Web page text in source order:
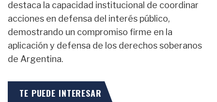
destaca la capacidad institucional de coordinar
acciones en defensa del interés público,
demostrando un compromiso firme en la
aplicación y defensa de los derechos soberanos
de Argentina.
TE PUEDE INTERESAR